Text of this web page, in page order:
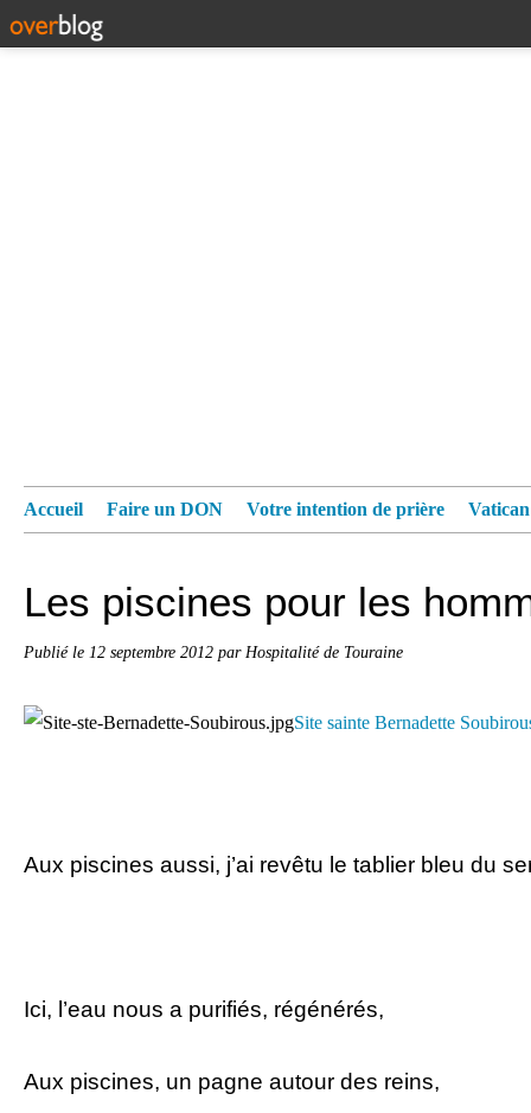
Accueil Faire un DON Votre intention de prière
Les piscines pour les
Publié le 12 septembre 2012 par Hospitalité de Touraine
Site sainte Bernadette
Aux piscines aussi, j’ai revêtu le tablier bleu du
Ici, l’eau nous a purifiés, régénérés,
Aux piscines, un pagne autour des reins,